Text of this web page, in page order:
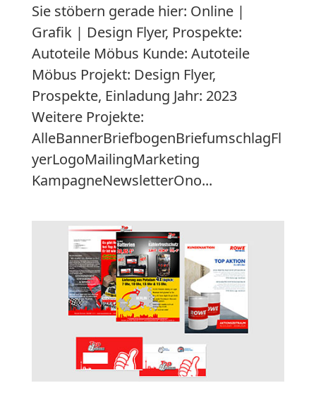
Sie stöbern gerade hier: Online |
Grafik | Design Flyer, Prospekte:
Autoteile Möbus Kunde: Autoteile
Möbus Projekt: Design Flyer,
Prospekte, Einladung Jahr: 2023
Weitere Projekte:
AlleBannerBriefbogenBriefumschlagFl
yerLogoMailingMarketing
KampagneNewsletterOno...